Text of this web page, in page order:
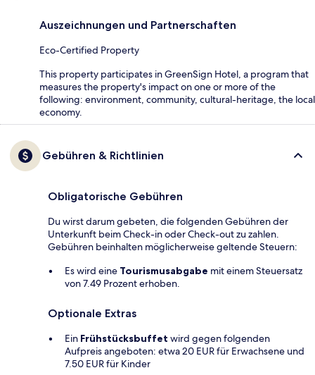
Auszeichnungen und Partnerschaften
Eco-Certified Property
This property participates in GreenSign Hotel, a program that
measures the property's impact on one or more of the
following: environment, community, cultural-heritage, the local
economy.
Gebühren & Richtlinien
Obligatorische Gebühren
Du wirst darum gebeten, die folgenden Gebühren der
Unterkunft beim Check-in oder Check-out zu zahlen.
Gebühren beinhalten möglicherweise geltende Steuern:
Es wird eine Tourismusabgabe mit einem Steuersatz
von 7.49 Prozent erhoben.
Optionale Extras
Ein Frühstücksbuffet wird gegen folgenden
Aufpreis angeboten: etwa 20 EUR für Erwachsene und
7.50 EUR für Kinder